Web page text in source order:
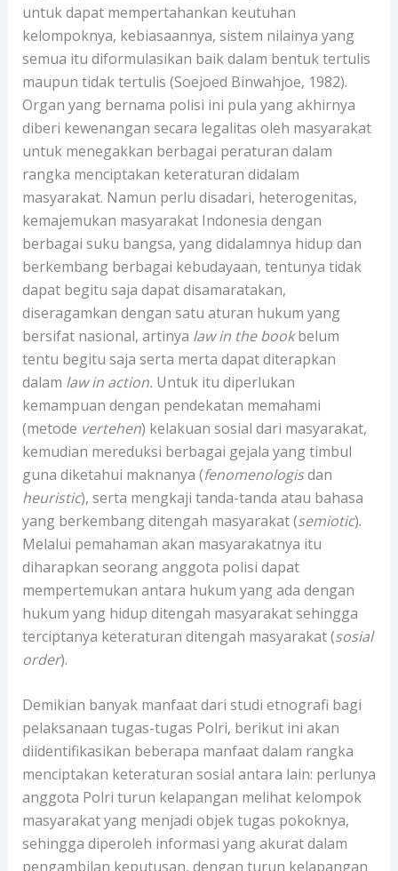
untuk dapat mempertahankan keutuhan
kelompoknya, kebiasaannya, sistem nilainya yang
semua itu diformulasikan baik dalam bentuk tertulis
maupun tidak tertulis (Soejoed Binwahjoe, 1982).
Organ yang bernama polisi ini pula yang akhirnya
diberi kewenangan secara legalitas oleh masyarakat
untuk menegakkan berbagai peraturan dalam
rangka menciptakan keteraturan didalam
masyarakat. Namun perlu disadari, heterogenitas,
kemajemukan masyarakat Indonesia dengan
berbagai suku bangsa, yang didalamnya hidup dan
berkembang berbagai kebudayaan, tentunya tidak
dapat begitu saja dapat disamaratakan,
diseragamkan dengan satu aturan hukum yang
bersifat nasional, artinya law in the bookbelum
tentu begitu saja serta merta dapat diterapkan
dalam law in action. Untuk itu diperlukan
kemampuan dengan pendekatan memahami
(metode vertehen) kelakuan sosial dari masyarakat,
kemudian mereduksi berbagai gejala yang timbul
guna diketahui maknanya (fenomenologisdan
heuristic), serta mengkaji tanda-tanda atau bahasa
yang berkembang ditengah masyarakat (semiotic).
Melalui pemahaman akan masyarakatnya itu
diharapkan seorang anggota polisi dapat
mempertemukan antara hukum yang ada dengan
hukum yang hidup ditengah masyarakat sehingga
terciptanya keteraturan ditengah masyarakat (sosial
order).
Demikian banyak manfaat dari studi etnografi bagi
pelaksanaan tugas-tugas Polri, berikut ini akan
diidentifikasikan beberapa manfaat dalam rangka
menciptakan keteraturan sosial antara lain: perlunya
anggota Polri turun kelapangan melihat kelompok
masyarakat yang menjadi objek tugas pokoknya,
sehingga diperoleh informasi yang akurat dalam
pengambilan keputusan, dengan turun kelapangan